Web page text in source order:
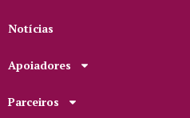
Notícias
Apoiadores
Parceiros